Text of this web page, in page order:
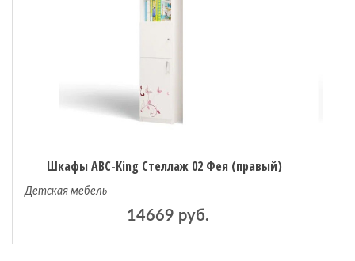
Шкафы ABC-King Стеллаж 02 Фея (правый)
Детская мебель
14669 руб.